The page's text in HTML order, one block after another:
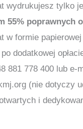
wydrukujesz tylko
55% poprawnych
w formie
dodatkowej
881 778 400 lub e-
(nie dotyczy
i